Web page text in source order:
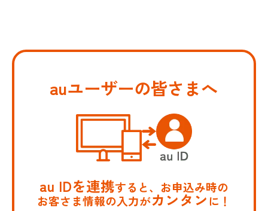
auユーザーの皆さまへ
au IDを連携すると、お申込み時の
お客さま情報の入力がカンタンに！